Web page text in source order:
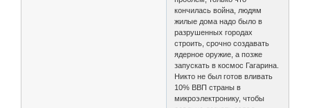
кончилась война, людям
жилые дома надо было в
разрушенных городах
строить, срочно создавать
ядерное оружие, а позже
запускать в космос Гагарина.
Никто не был готов вливать
10% ВВП страны в
микроэлектронику, чтобы